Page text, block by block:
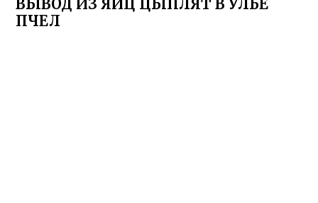
ВЫВОД ИЗ ЯИЦ ЦЫПЛЯТ В УЛЬЕ
ПЧЕЛ